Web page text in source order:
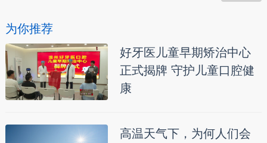
为你推荐
好牙医儿童早期矫治中心
正式揭牌 守护儿童口腔健
康
高温天气下，为何人们会